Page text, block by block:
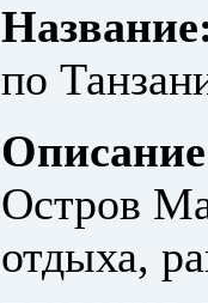
по
Остров
отдыха,